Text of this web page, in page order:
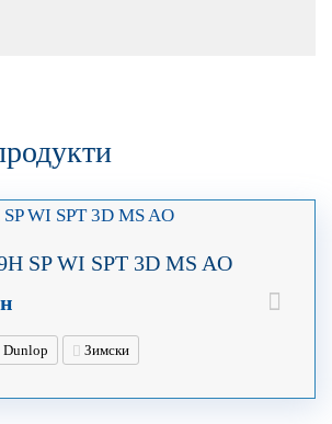
SP WI SPT 3D MS AO
Dunlop Зимски